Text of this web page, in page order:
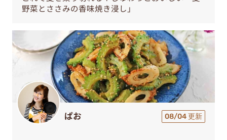
野菜とささみの香味焼き浸し」
ぱお 08/04 更新